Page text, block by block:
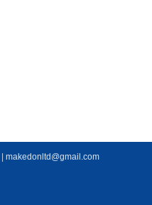
makedonltd@gmail.com